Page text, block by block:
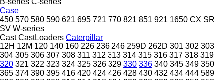
Case
450 570 580 590 621 695 721 770 821 851 921 1650 CX SR
SV W-series
Cast CastLoaders Caterpillar
12H 12M 120 140 160 226 236 246 259D 262D 301 302 303
304 305 306 307 308 311 312 313 314 315 316 317 318 319
320 321 322 323 324 325 326 329 330 336 340 345 349 350
365 374 390 395 416 420 424 426 428 430 432 434 444 589